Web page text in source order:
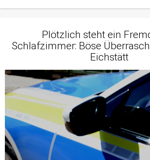
Plötzlich steht ein
Schlafzimmer: Böse
Eichstätt